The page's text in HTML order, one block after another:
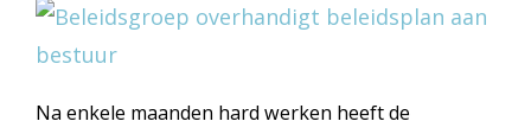
Na enkele maanden hard werken heeft de